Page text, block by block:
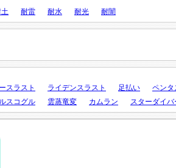
耐雷 耐水 耐光 耐闇
スラスト ライデンスラスト 足払い
ペンタ
スコグル 雲蒸竜変 カムラン スターダイバ